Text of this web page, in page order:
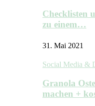
Checklisten
zu einem…
31. Mai 2021
Social Media &
Granola
machen +